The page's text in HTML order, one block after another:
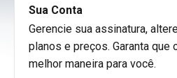
Sua Conta
Gerencie sua assinatura,
planos e preços. Garanta que
melhor maneira para você.